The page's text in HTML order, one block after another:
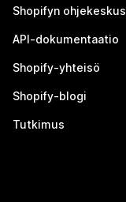
Shopifyn ohjekeskus
API-dokumentaatio
Shopify-yhteisö
Shopify-blogi
Tutkimus